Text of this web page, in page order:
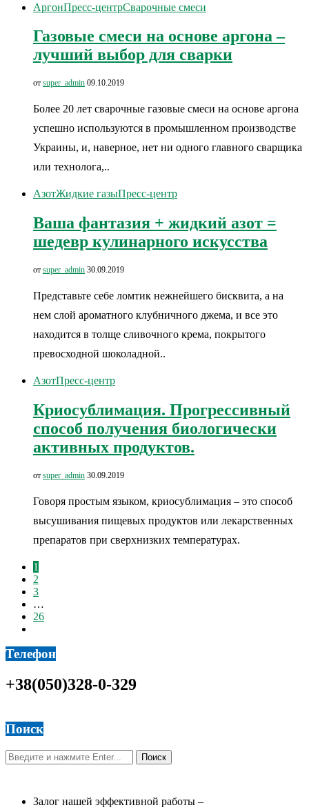
АргонПресс-центрСварочные смеси
Газовые смеси на основе аргона –
лучший выбор для сварки
от super_admin 09.10.2019
Более 20 лет сварочные газовые смеси на основе аргона
успешно используются в промышленном производстве
Украины, и, наверное, нет ни одного главного сварщика
или технолога,..
АзотЖидкие газыПресс-центр
Ваша фантазия + жидкий азот =
шедевр кулинарного искусства
от super_admin 30.09.2019
Представьте себе ломтик нежнейшего бисквита, а на
нем слой ароматного клубничного джема, и все это
находится в толще сливочного крема, покрытого
превосходной шоколадной..
АзотПресс-центр
Криосублимация. Прогрессивный
способ получения биологически
активных продуктов.
от super_admin 30.09.2019
Говоря простым языком, криосублимация – это способ
высушивания пищевых продуктов или лекарственных
препаратов при сверхнизких температурах.
1
2
3
…
26
Телефон
+38(050)328-0-329
Поиск
Залог нашей эффективной работы –